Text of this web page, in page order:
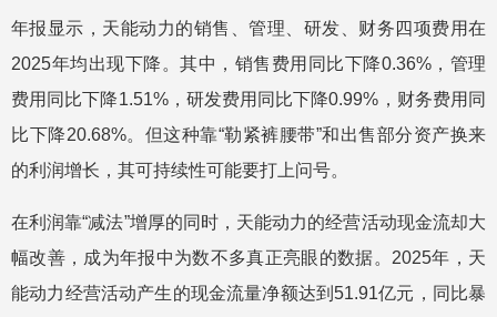
年报显示，天能动力的销售、管理、研发、财务四项费用在
2025年均出现下降。其中，销售费用同比下降0.36%，管理
费用同比下降1.51%，研发费用同比下降0.99%，财务费用同
比下降20.68%。但这种靠“勒紧裤腰带”和出售部分资产换来
的利润增长，其可持续性可能要打上问号。
在利润靠“减法”增厚的同时，天能动力的经营活动现金流却大
幅改善，成为年报中为数不多真正亮眼的数据。2025年，天
能动力经营活动产生的现金流量净额达到51.91亿元，同比暴